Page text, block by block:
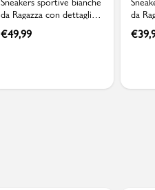
da Ragazza con dettagli
neri e rosa Puma
€49,99
da
€